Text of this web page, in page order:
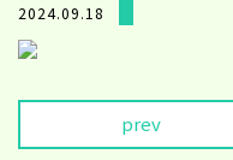
2024.09.18
prev